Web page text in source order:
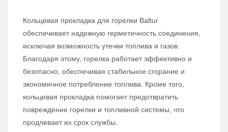
Кольцевая прокладка для горелки Baltur
обеспечивает надежную герметичность соединения,
исключая возможность утечки топлива и газов.
Благодаря этому, горелка работает эффективно и
безопасно, обеспечивая стабильное сгорание и
экономичное потребление топлива. Кроме того,
кольцевая прокладка помогает предотвратить
повреждение горелки и топливной системы, что
продлевает их срок службы.